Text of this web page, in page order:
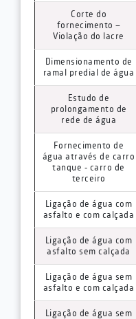
Corte do
fornecimento –
Violação do lacre
Dimensionamento de
ramal predial de água
Estudo de
prolongamento de
rede de água
Fornecimento de
água através de carro
tanque - carro de
terceiro
Ligação de água com
asfalto e com calçada
Ligação de água com
asfalto sem calçada
Ligação de água sem
asfalto e com calçada
Ligação de água sem